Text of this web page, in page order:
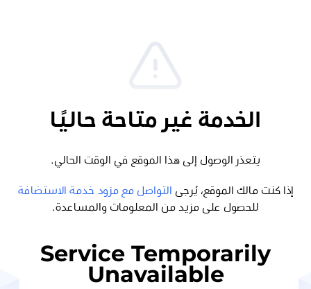
الخدمة غير متاحة حاليًا
يتعذر الوصول إلى هذا الموقع في الوقت الحالي.
إذا كنت مالك الموقع، يُرجى
التواصل مع مزود خدمة الاستضافة
للحصول على مزيد من المعلومات والمساعدة.
Service Temporarily
Unavailable